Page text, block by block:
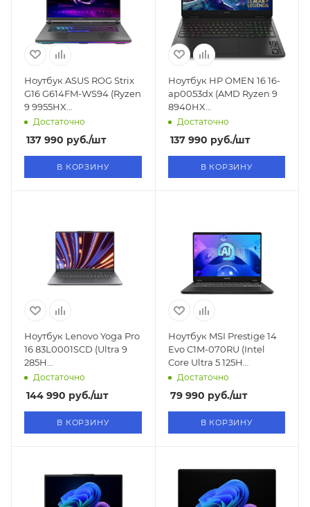
Ноутбук ASUS ROG Strix
G16 G614FM-WS94 (Ryzen
9 9955HX
2.5GHz/16"/1920x1200/16GB/1TB
SSD/RTX 5060 8GB/Win11)
Достаточно
137 990 руб./шт
В КОРЗИНУ
Ноутбук HP OMEN 16 16-
ap0053dx (AMD Ryzen 9
8940HX
2.4GHz/16"/1920x1200/32GB/1TB
SSD/RTX 5060 8GB/Win11)
Достаточно
137 990 руб./шт
В КОРЗИНУ
Ноутбук Lenovo Yoga Pro
16 83L0001SCD (Ultra 9
285H
2.9GHz/16"/3200x2000/OLED/32GB/1TB
SSD/RTX 5050 8GB/Win11)
Достаточно
144 990 руб./шт
В КОРЗИНУ
Ноутбук MSI Prestige 14
Evo C1M-070RU (Intel
Core Ultra 5 125H
3.6GHz/14"/1920x1200/16GB/
SSD/Intel Arc
Graphics/Win11)
Достаточно
79 990 руб./шт
В КОРЗИНУ